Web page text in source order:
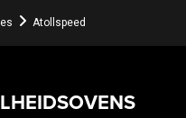
Atollspeed